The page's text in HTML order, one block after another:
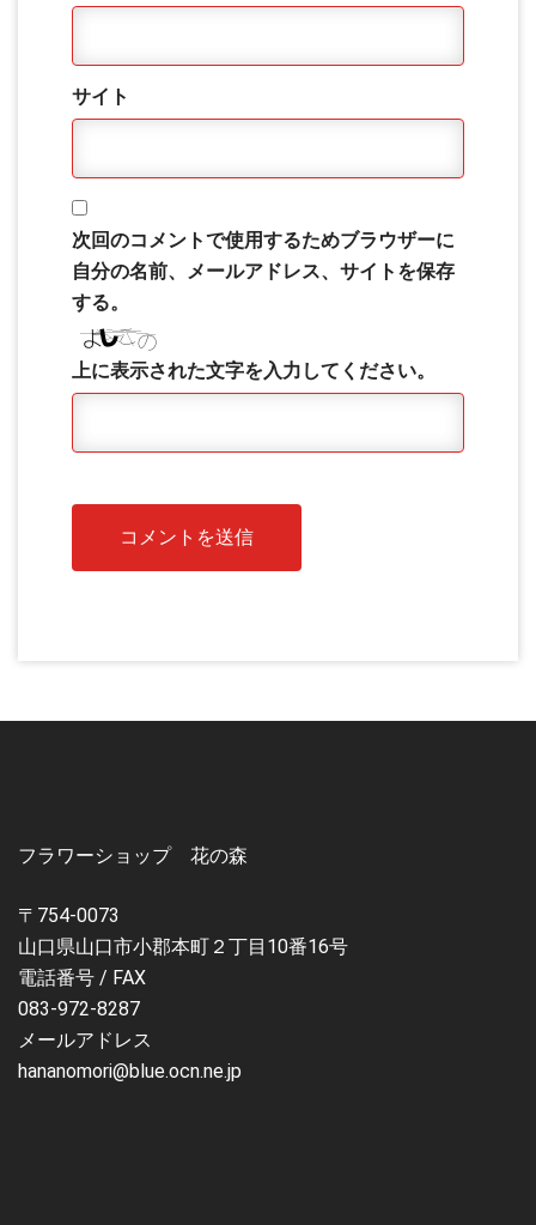
サイト
次回のコメントで使用するためブラウザーに
自分の名前、メールアドレス、サイトを保存
する。
上に表示された文字を入力してください。
フラワーショップ 花の森
〒754-0073
山口県山口市小郡本町２丁目10番16号
電話番号 / FAX
083-972-8287
メールアドレス
hananomori@blue.ocn.ne.jp